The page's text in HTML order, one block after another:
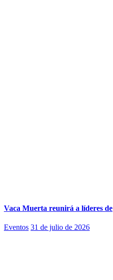
Vaca Muerta reunirá a líderes de
Eventos 31 de julio de 2026